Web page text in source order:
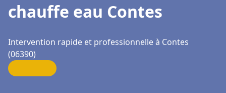
chauffe eau Contes
Intervention rapide et professionnelle à Contes
(06390)